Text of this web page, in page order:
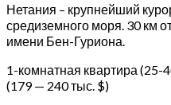
Нетания – крупнейший
средиземного моря. 30 км
имени Бен-Гуриона.
1-комнатная квартира (25-
(179 — 240 тыс. $)